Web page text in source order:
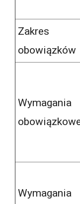
Zakres
obowiązków
Wymagania
Wymagania